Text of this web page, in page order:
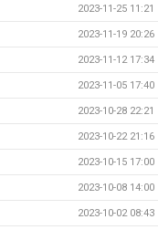
2023-11-25 11:21
2023-11-19 20:26
2023-11-12 17:34
2023-11-05 17:40
2023-10-28 22:21
2023-10-22 21:16
2023-10-15 17:00
2023-10-08 14:00
2023-10-02 08:43